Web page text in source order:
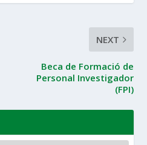
NEXT
Beca de Formació de
Personal Investigador
(FPI)